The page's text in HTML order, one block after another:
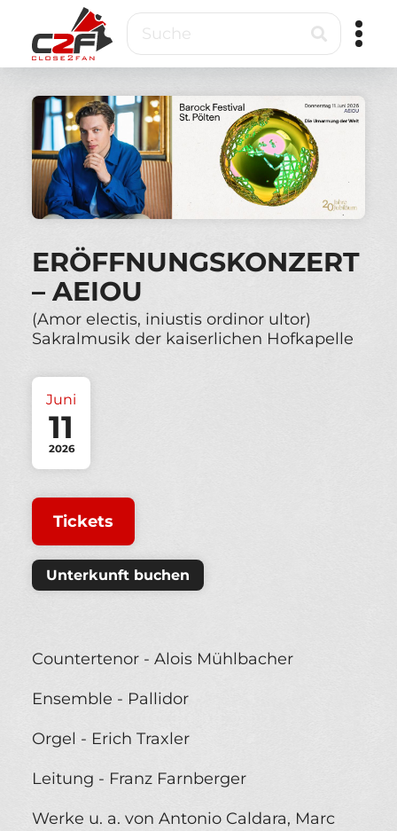
Inhalt
to
fan
&
VIP
ticketing
Suche
ERÖFFNUNGSKONZERT
– AEIOU
(Amor electis, iniustis ordinor ultor)
Sakralmusik der kaiserlichen Hofkapelle
Juni
11
2026
Tickets
Unterkunft buchen
Countertenor - Alois Mühlbacher
Ensemble - Pallidor
Orgel - Erich Traxler
Leitung - Franz Farnberger
Werke u. a. von Antonio Caldara, Marc